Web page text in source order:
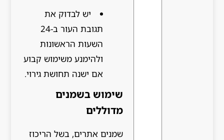
יש לבדוק את
תגובת העור ב-24
השעות הראשונות
ולהימנע משימוש קבוע
אם ישנה תחושת גירוי.
שימוש בשמנים
מדוללים
שמנים אתרים, בשל הריכוז